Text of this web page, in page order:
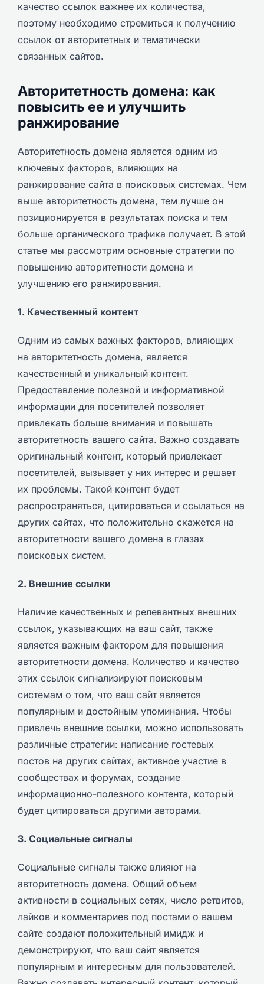
качество ссылок важнее их количества,
поэтому необходимо стремиться к получению
ссылок от авторитетных и тематически
связанных сайтов.
Авторитетность домена: как
повысить ее и улучшить
ранжирование
Авторитетность домена является одним из
ключевых факторов, влияющих на
ранжирование сайта в поисковых системах. Чем
выше авторитетность домена, тем лучше он
позиционируется в результатах поиска и тем
больше органического трафика получает. В этой
статье мы рассмотрим основные стратегии по
повышению авторитетности домена и
улучшению его ранжирования.
1. Качественный контент
Одним из самых важных факторов, влияющих
на авторитетность домена, является
качественный и уникальный контент.
Предоставление полезной и информативной
информации для посетителей позволяет
привлекать больше внимания и повышать
авторитетность вашего сайта. Важно создавать
оригинальный контент, который привлекает
посетителей, вызывает у них интерес и решает
их проблемы. Такой контент будет
распространяться, цитироваться и ссылаться на
других сайтах, что положительно скажется на
авторитетности вашего домена в глазах
поисковых систем.
2. Внешние ссылки
Наличие качественных и релевантных внешних
ссылок, указывающих на ваш сайт, также
является важным фактором для повышения
авторитетности домена. Количество и качество
этих ссылок сигнализируют поисковым
системам о том, что ваш сайт является
популярным и достойным упоминания. Чтобы
привлечь внешние ссылки, можно использовать
различные стратегии: написание гостевых
постов на других сайтах, активное участие в
сообществах и форумах, создание
информационно-полезного контента, который
будет цитироваться другими авторами.
3. Социальные сигналы
Социальные сигналы также влияют на
авторитетность домена. Общий объем
активности в социальных сетях, число ретвитов,
лайков и комментариев под постами о вашем
сайте создают положительный имидж и
демонстрируют, что ваш сайт является
популярным и интересным для пользователей.